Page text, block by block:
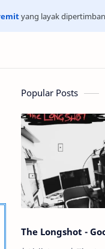
yang layak
Popular Posts
The Longshot -